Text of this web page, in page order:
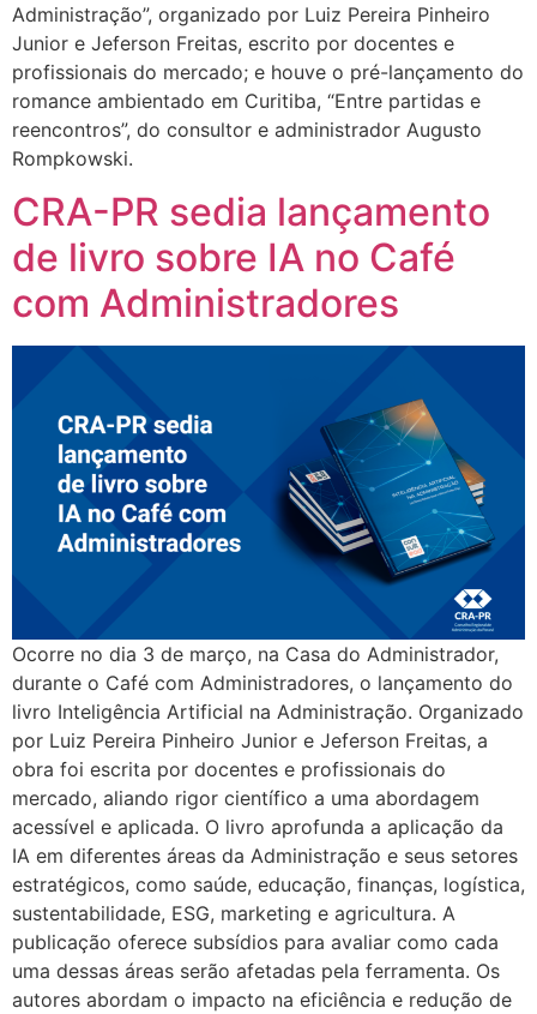
Administração”, organizado por Luiz Pereira Pinheiro
Junior e Jeferson Freitas, escrito por docentes e
profissionais do mercado; e houve o pré-lançamento do
romance ambientado em Curitiba, “Entre partidas e
reencontros”, do consultor e administrador Augusto
Rompkowski.
CRA-PR sedia lançamento
de livro sobre IA no Café
com Administradores
Ocorre no dia 3 de março, na Casa do Administrador,
durante o Café com Administradores, o lançamento do
livro Inteligência Artificial na Administração. Organizado
por Luiz Pereira Pinheiro Junior e Jeferson Freitas, a
obra foi escrita por docentes e profissionais do
mercado, aliando rigor científico a uma abordagem
acessível e aplicada. O livro aprofunda a aplicação da
IA em diferentes áreas da Administração e seus setores
estratégicos, como saúde, educação, finanças, logística,
sustentabilidade, ESG, marketing e agricultura. A
publicação oferece subsídios para avaliar como cada
uma dessas áreas serão afetadas pela ferramenta. Os
autores abordam o impacto na eficiência e redução de